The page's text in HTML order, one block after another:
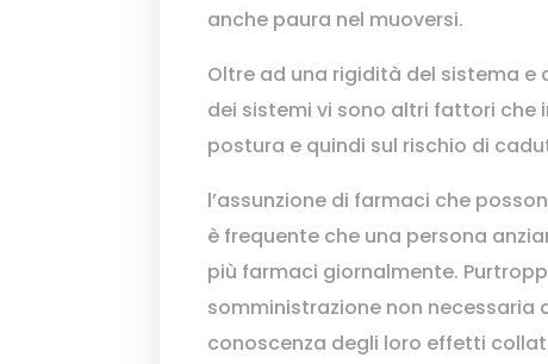
anche paura nel muoversi.
Oltre ad una rigidità del sistema e
dei sistemi vi sono altri fattori che
postura e quindi sul rischio di
l’assunzione di farmaci che
è frequente che una persona
più farmaci giornalmente.
somministrazione non necessaria
conoscenza degli loro effetti